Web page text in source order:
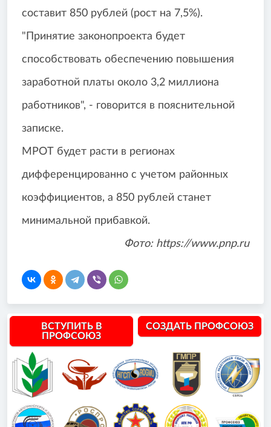
составит 850 рублей (рост на 7,5%).
"Принятие законопроекта будет
способствовать обеспечению повышения
заработной платы около 3,2 миллиона
работников", - говорится в пояснительной
записке.
МРОТ будет расти в регионах
дифференцированно с учетом районных
коэффициентов, а 850 рублей станет
минимальной прибавкой.
Фото: https://www.pnp.ru
ВСТУПИТЬ В
ПРОФСОЮЗ
СОЗДАТЬ ПРОФСОЮЗ